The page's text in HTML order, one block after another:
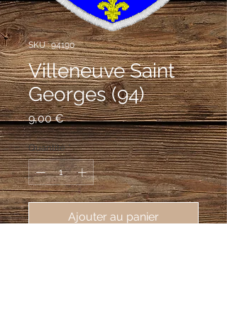
SKU : 94190
Villeneuve Saint
Georges (94)
9,00 €Prix
Quantité *
Ajouter au panier